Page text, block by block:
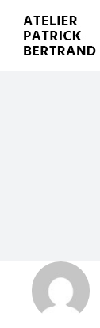
contenu